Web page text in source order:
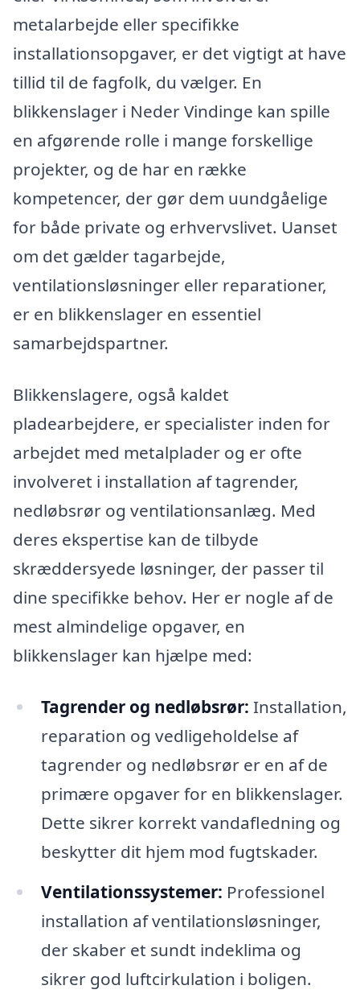
metalarbejde eller specifikke
installationsopgaver, er det vigtigt at have
tillid til de fagfolk, du vælger. En
blikkenslager i Neder Vindinge kan spille
en afgørende rolle i mange forskellige
projekter, og de har en række
kompetencer, der gør dem uundgåelige
for både private og erhvervslivet. Uanset
om det gælder tagarbejde,
ventilationsløsninger eller reparationer,
er en blikkenslager en essentiel
samarbejdspartner.
Blikkenslagere, også kaldet
pladearbejdere, er specialister inden for
arbejdet med metalplader og er ofte
involveret i installation af tagrender,
nedløbsrør og ventilationsanlæg. Med
deres ekspertise kan de tilbyde
skræddersyede løsninger, der passer til
dine specifikke behov. Her er nogle af de
mest almindelige opgaver, en
blikkenslager kan hjælpe med:
Tagrender og nedløbsrør: Installation,
reparation og vedligeholdelse af
tagrender og nedløbsrør er en af de
primære opgaver for en blikkenslager.
Dette sikrer korrekt vandafledning og
beskytter dit hjem mod fugtskader.
Ventilationssystemer: Professionel
installation af ventilationsløsninger,
der skaber et sundt indeklima og
sikrer god luftcirkulation i boligen.